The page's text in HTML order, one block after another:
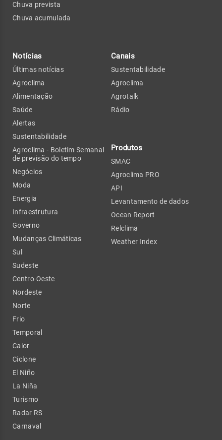
Chuva prevista
Chuva acumulada
Notícias
Últimas notícias
Agroclima
Alimentação
Saúde
Alertas
Sustentabilidade
Agroclima - Boletim Semanal
de previsão do tempo
Negócios
Moda
Energia
Infraestrutura
Governo
Mudanças Climáticas
Sul
Sudeste
Centro-Oeste
Nordeste
Norte
Frio
Temporal
Calor
Ciclone
El Niño
La Niña
Turismo
Radar RS
Carnaval
Canais
Sustentabilidade
Agroclima
Agrotalk
Rádio
Produtos
SMAC
Agroclima PRO
API
Levantamento de dados
Ocean Report
Relclima
Weather Index